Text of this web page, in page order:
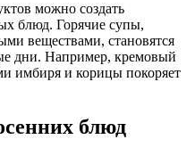
можно создать
блюд. Горячие супы,
веществами, становятся
дни. Например, кремовый
имбиря и корицы покоряет
блюд